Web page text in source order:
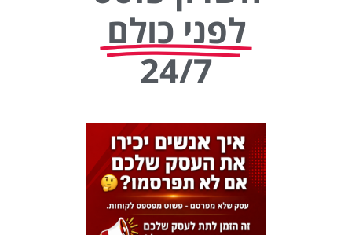
לפני כולם
24/7